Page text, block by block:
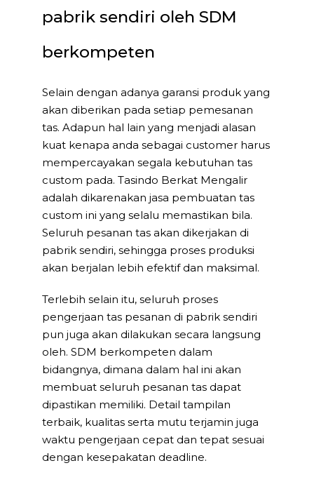
pabrik sendiri oleh SDM
berkompeten
Selain dengan adanya garansi produk yang
akan diberikan pada setiap pemesanan
tas. Adapun hal lain yang menjadi alasan
kuat kenapa anda sebagai customer harus
mempercayakan segala kebutuhan tas
custom pada. Tasindo Berkat Mengalir
adalah dikarenakan jasa pembuatan tas
custom ini yang selalu memastikan bila.
Seluruh pesanan tas akan dikerjakan di
pabrik sendiri, sehingga proses produksi
akan berjalan lebih efektif dan maksimal.
Terlebih selain itu, seluruh proses
pengerjaan tas pesanan di pabrik sendiri
pun juga akan dilakukan secara langsung
oleh. SDM berkompeten dalam
bidangnya, dimana dalam hal ini akan
membuat seluruh pesanan tas dapat
dipastikan memiliki. Detail tampilan
terbaik, kualitas serta mutu terjamin juga
waktu pengerjaan cepat dan tepat sesuai
dengan kesepakatan deadline.